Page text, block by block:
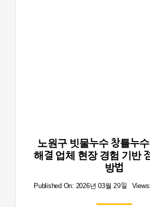
노원구 빗물누수 창틀누
해결 업체 현장 경험 기반
방법
Published On: 2026년 03월 29일